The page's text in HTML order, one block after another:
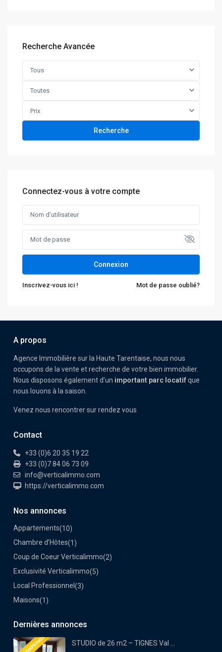
Recherche Avancée
Tous
Toutes
Prix
Recherche
Connectez-vous à votre compte
Connexion
Inscrivez-vous ici ! Mot de passe oublié?
A propos
Agence Immobilière sur la Haute Tarentaise, nous nous
occupons de la vente et recherche de votre bien immobilier.
Nous disposons également d’un important parc locatifque
nous louons à la saison.
Venez nous rencontrer sur rendez vous
Contact
+33 (0)6 20 35 19 22
+33 (0)7 84 06 73 09
info@verticalimmo.com
https://verticalimmo.com
Nos annonces
Appartements(10)
Chambre d’Hôtes(1)
Coup de Coeur Verticalimmo(2)
Exclusivité Verticalimmo(5)
Local Professionnel (3)
Maisons(1)
Dernières annonces
STUDIO de 26 m2 – TIGNES Val ...